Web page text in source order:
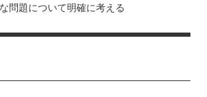
問題について明確に考える